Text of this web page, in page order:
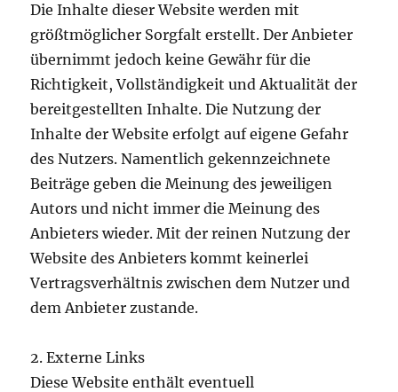
Die Inhalte dieser Website werden mit
größtmöglicher Sorgfalt erstellt. Der Anbieter
übernimmt jedoch keine Gewähr für die
Richtigkeit, Vollständigkeit und Aktualität der
bereitgestellten Inhalte. Die Nutzung der
Inhalte der Website erfolgt auf eigene Gefahr
des Nutzers. Namentlich gekennzeichnete
Beiträge geben die Meinung des jeweiligen
Autors und nicht immer die Meinung des
Anbieters wieder. Mit der reinen Nutzung der
Website des Anbieters kommt keinerlei
Vertragsverhältnis zwischen dem Nutzer und
dem Anbieter zustande.
2. Externe Links
Diese Website enthält eventuell